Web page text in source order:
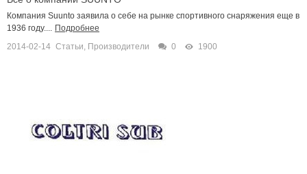
Компания Suunto заявила о себе на рынке спортивного снаряжения еще в
1936 году.... Подробнее
2014-02-14 Статьи, Производители 0 1900